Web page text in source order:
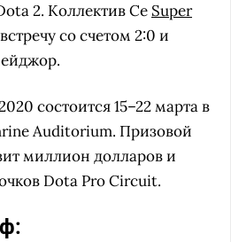
2. Коллектив Се Super
со счетом 2:0 и
состоится 15–22 марта в
Auditorium. Призовой
миллион долларов и
Dota Pro Circuit.